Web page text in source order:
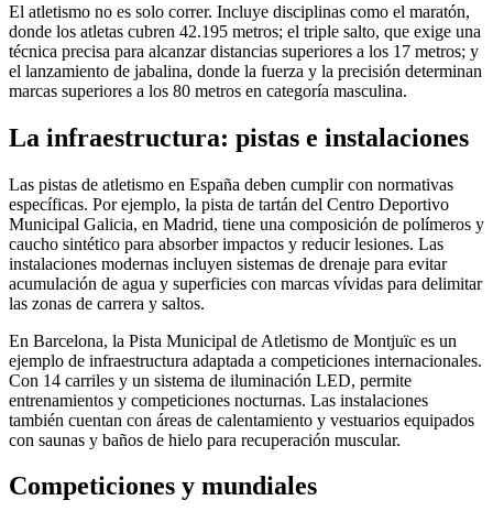
El atletismo no es solo correr. Incluye disciplinas como el maratón,
donde los atletas cubren 42.195 metros; el triple salto, que exige una
técnica precisa para alcanzar distancias superiores a los 17 metros; y
el lanzamiento de jabalina, donde la fuerza y la precisión determinan
marcas superiores a los 80 metros en categoría masculina.
La infraestructura: pistas e instalaciones
Las pistas de atletismo en España deben cumplir con normativas
específicas. Por ejemplo, la pista de tartán del Centro Deportivo
Municipal Galicia, en Madrid, tiene una composición de polímeros y
caucho sintético para absorber impactos y reducir lesiones. Las
instalaciones modernas incluyen sistemas de drenaje para evitar
acumulación de agua y superficies con marcas vívidas para delimitar
las zonas de carrera y saltos.
En Barcelona, la Pista Municipal de Atletismo de Montjuïc es un
ejemplo de infraestructura adaptada a competiciones internacionales.
Con 14 carriles y un sistema de iluminación LED, permite
entrenamientos y competiciones nocturnas. Las instalaciones
también cuentan con áreas de calentamiento y vestuarios equipados
con saunas y baños de hielo para recuperación muscular.
Competiciones y mundiales